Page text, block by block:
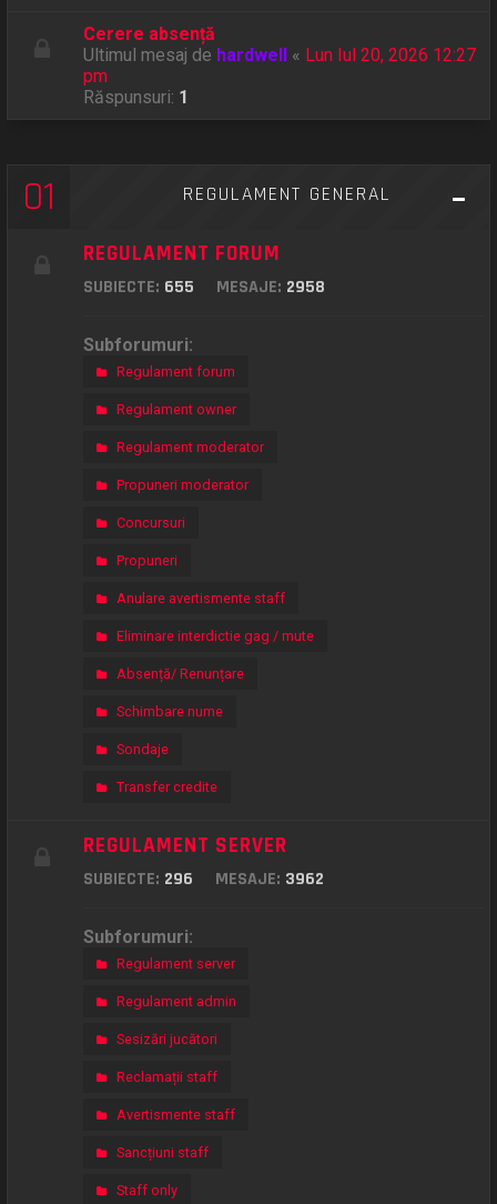
Cerere absență
Ultimul mesaj de hardwell « Lun Iul 20, 2026 12:27
pm
Răspunsuri: 1
01 REGULAMENT GENERAL
REGULAMENT FORUM
SUBIECTE: 655 MESAJE: 2958
Subforumuri:
Regulament forum
Regulament owner
Regulament moderator
Propuneri moderator
Concursuri
Propuneri
Anulare avertismente staff
Eliminare interdictie gag / mute
Absență/ Renunțare
Schimbare nume
Sondaje
Transfer credite
REGULAMENT SERVER
SUBIECTE: 296 MESAJE: 3962
Subforumuri:
Regulament server
Regulament admin
Sesizări jucători
Reclamații staff
Avertismente staff
Sancțiuni staff
Staff only